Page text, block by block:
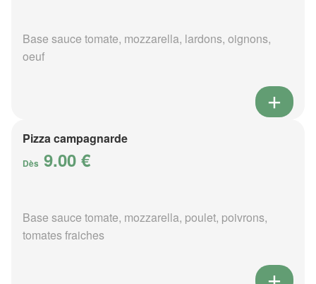
Base sauce tomate, mozzarella, lardons, oignons,
oeuf
Pizza campagnarde
Dès 9.00 €
Base sauce tomate, mozzarella, poulet, poivrons,
tomates fraiches